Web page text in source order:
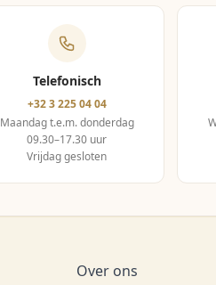
Telefonisch
+32 3 225 04 04
Maandag t.e.m. donderdag
09.30–17.30 uur
Vrijdag gesloten
Over ons